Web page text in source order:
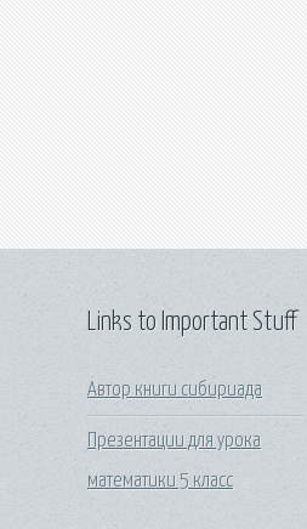
Links to Important Stuff
Автор книги сибириада
Презентации для урока
математики 5 класс